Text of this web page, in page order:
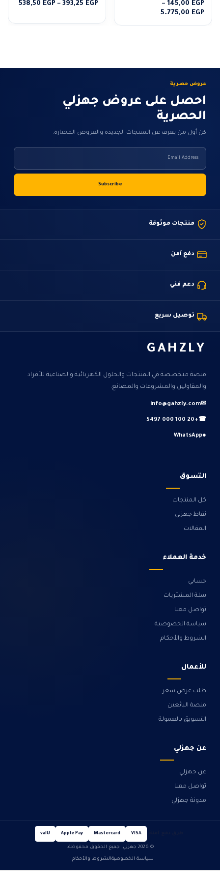
145,00 EGP
–
5.775,00 EGP
نطاق
393,25 EGP
–
538,50 EGP
نطاق
من
عروض حصرية
احصل على عروض جهزلي
الحصرية
كن أول من يعرف عن المنتجات الجديدة والعروض المختارة.
منتجات موثوقة
دفع آمن
دعم فني
توصيل سريع
GAHZLY
منصة متخصصة في المنتجات والحلول الكهربائية والصناعية للأفراد
والمقاولين والمشروعات والمصانع.
✉
info@gahzly.com
☎
+20 100 000 5497
●
WhatsApp
التسوق
كل المنتجات
نقاط جهزلي
المقالات
خدمة العملاء
حسابي
سلة المشتريات
تواصل معنا
سياسة الخصوصية
الشروط والأحكام
للأعمال
طلب عرض سعر
منصة البائعين
التسويق بالعمولة
عن جهزلي
عن جهزلي
تواصل معنا
مدونة جهزلي
VISA
Mastercard
Apple Pay
valU
© 2026 جهزلي. جميع الحقوق محفوظة.
سياسة الخصوصيةالشروط والأحكام